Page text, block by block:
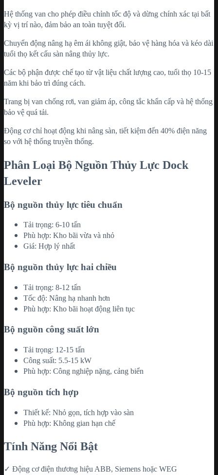
Hệ thống van cho phép điều chỉnh tốc độ và dừng chính xác tại bất
kỳ vị trí nào, đảm bảo an toàn tuyệt đối.
Chuyển động nâng hạ êm ái không giật, bảo vệ hàng hóa và kéo dài
tuổi thọ kết cấu sàn nâng thủy lực.
Các bộ phận được chế tạo từ vật liệu chất lượng cao, tuổi thọ 10-15
năm khi bảo trì đúng cách.
Trang bị van chống rơi, van giảm áp, công tắc khẩn cấp và hệ thống
bảo vệ quá tải.
Động cơ chỉ hoạt động khi nâng sàn, tiết kiệm đến 40% điện năng
so với hệ thống truyền thống.
Phân Loại Bộ Nguồn Thủy Lực Dock
Leveler
Bộ nguồn thủy lực tiêu chuẩn
Tải trọng: 6-10 tấn
Phù hợp: Kho bãi vừa và nhỏ
Giá: Hợp lý nhất
Bộ nguồn thủy lực hai chiều
Tải trọng: 8-12 tấn
Tốc độ: Nâng hạ nhanh hơn
Phù hợp: Kho bãi hoạt động liên tục
Bộ nguồn công suất lớn
Tải trọng: 12-15 tấn
Công suất: 5.5-15 kW
Phù hợp: Công nghiệp nặng, cảng biển
Bộ nguồn tích hợp
Thiết kế: Nhỏ gọn, tích hợp vào sàn
Phù hợp: Không gian hạn chế
Tính Năng Nổi Bật
✓ Động cơ điện thương hiệu ABB, Siemens hoặc WEG